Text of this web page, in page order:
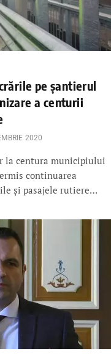
pe șantierul
a centurii
2020
la centura municipiului
continuarea
și pasajele rutiere…